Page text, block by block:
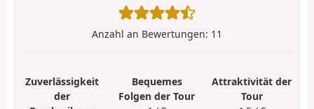
Anzahl an Bewertungen: 11
Zuverlässigkeit
der
Bequemes
Folgen der Tour
Attraktivität der
Tour